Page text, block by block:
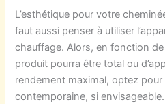
L’esthétique pour votre
faut aussi penser à utiliser
chauffage. Alors, en fonction de
produit pourra être total ou
rendement maximal, optez
contemporaine, si envisageable.